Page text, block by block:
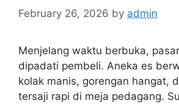
February 26, 2026 by admin
Menjelang waktu berbuka,
dipadati pembeli. Aneka es
kolak manis, gorengan hangat,
tersaji rapi di meja pedagang.